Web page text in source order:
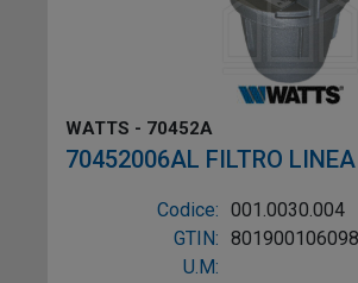
WATTS - 70452A
70452006AL FILTRO
Codice: 001.0030.004
GTIN:
U.M: